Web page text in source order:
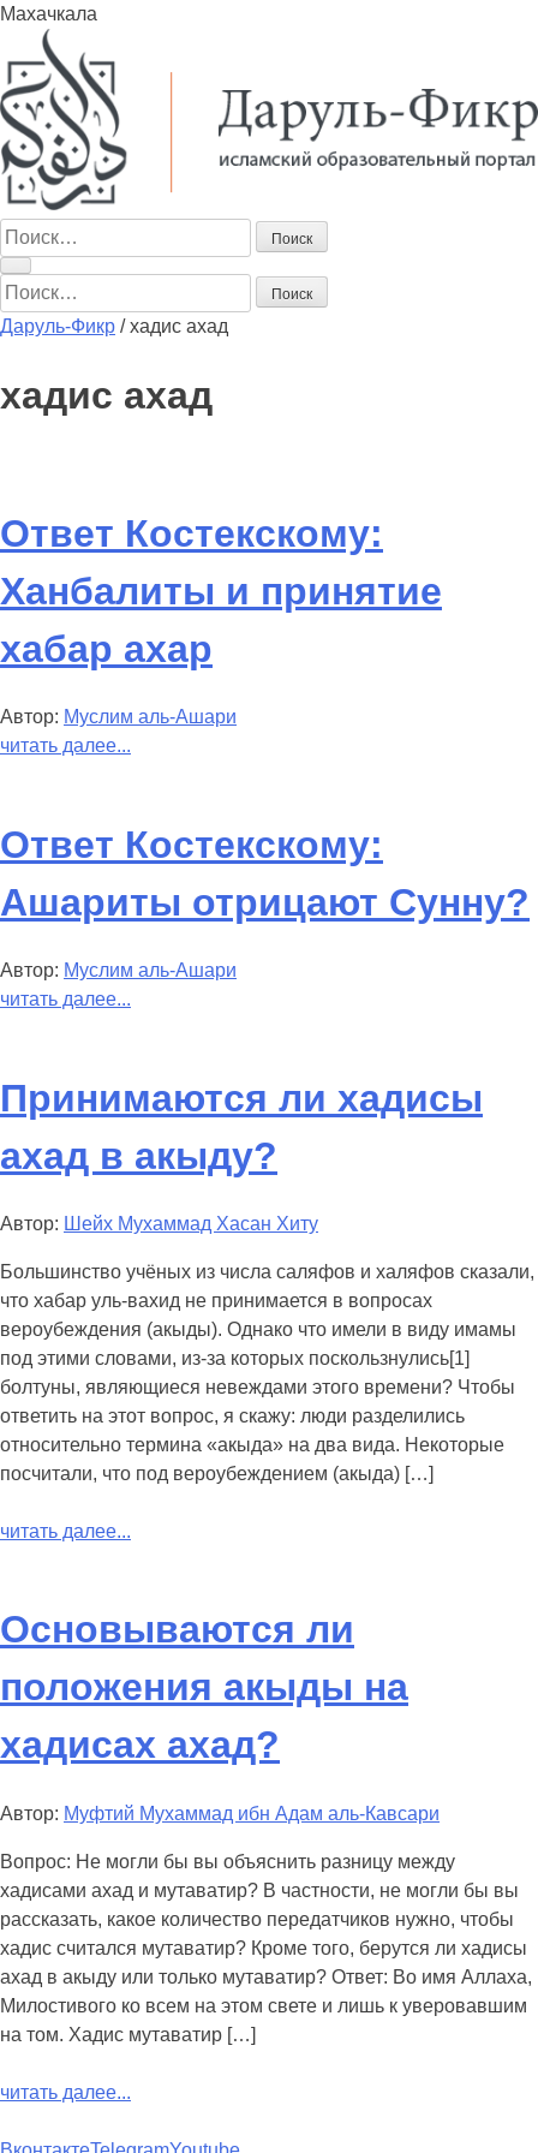
Махачкала
Найти:
Найти:
Даруль-Фикр /хадис ахад
хадис ахад
Ответ Костекскому:
Ханбалиты и принятие
хабар ахар
Автор: Муслим аль-Ашари
читать далее...
Ответ Костекскому:
Ашариты отрицают Сунну?
Автор: Муслим аль-Ашари
читать далее...
Принимаются ли хадисы
ахад в акыду?
Автор: Шейх Мухаммад Хасан Хиту
Большинство учёных из числа саляфов и халяфов сказали,
что хабар уль-вахид не принимается в вопросах
вероубеждения (акыды). Однако что имели в виду имамы
под этими словами, из-за которых поскользнулись[1]
болтуны, являющиеся невеждами этого времени? Чтобы
ответить на этот вопрос, я скажу: люди разделились
относительно термина «акыда» на два вида. Некоторые
посчитали, что под вероубеждением (акыда) […]
читать далее...
Основываются ли
положения акыды на
хадисах ахад?
Автор: Муфтий Мухаммад ибн Адам аль-Кавсари
Вопрос: Не могли бы вы объяснить разницу между
хадисами ахад и мутаватир? В частности, не могли бы вы
рассказать, какое количество передатчиков нужно, чтобы
хадис считался мутаватир? Кроме того, берутся ли хадисы
ахад в акыду или только мутаватир? Ответ: Во имя Аллаха,
Милостивого ко всем на этом свете и лишь к уверовавшим
на том. Хадис мутаватир […]
читать далее...